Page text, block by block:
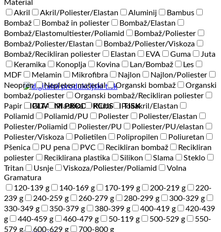
DIGITALNI PRODUKCIJSKI TISK
Material
Akril
Akril/Poliester/Elastan Aluminij
Bambus
Bombaž
Bombaž in poliester
Bombaž/Elastan
Bombaž/Elastomultiester/Poliamid
Bombaž/Poliester
Bombaž/Poliester/Elastan
Bombaž/Poliester/Viskoza
Bombaž/Recikliran poliester
Elastan EVA Guma
Juta
Keramika
Konoplja Kovina Lan/Bombaž
Les
MDF
Melamin Mikrofibra Najlon
Najlon/Poliester
Neopren
Nepleten material Organski bombaž
Organski
bombaž/poliester
Organski bombaž/Recikliran poliester
Papir
PLA Plastika Pluta
Poliakril/Elastan
Poliamid
Poliamid/PU Poliester
Poliester/Elastan
Poliester/Poliamid
Poliester/PU
Poliester/PU/elastan
Poliester/Viskoza
Polietilen Polipropilen
Poliuretan
Pšenica
PU pena PVC Recikliran bombaž
Recikliran
poliester
Reciklirana plastika Silikon Slama
Steklo
Tritan
Usnje Viskoza/Poliester/Poliamid
Volna
Gramatura
120-139 g
140-169 g 170-199 g 200-219 g
220-
239 g
240-259 g 260-279 g 280-299 g
300-329 g
330-349 g
350-379 g 380-399 g 400-419 g
420-439
g
440-459 g 460-479 g 50-119 g 500-529 g
550-
579 g
600-629 g
700-800 g